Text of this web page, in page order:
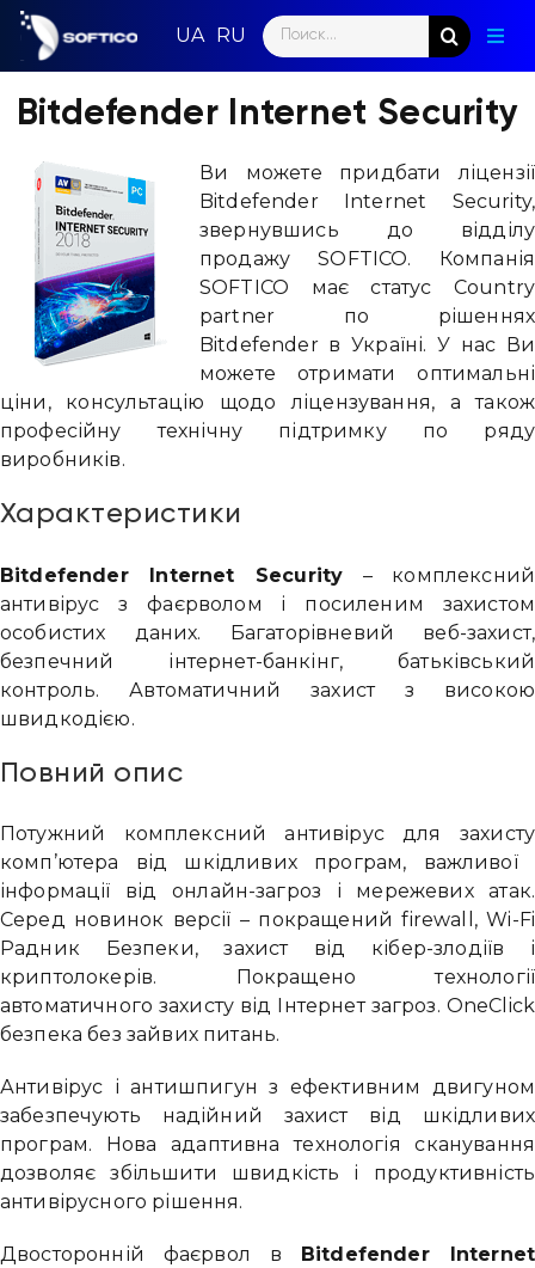
Skip
content
Search
for:
Bitdefender Internet Security
Ви можете придбати ліцензії
Bitdefender Internet Security,
звернувшись до відділу
продажу SOFTICO. Компанія
SOFTICO має статус Country
partner по рішеннях
Bitdefender в Україні. У нас Ви
можете отримати оптимальні
ціни, консультацію щодо ліцензування, а також
професійну технічну підтримку по ряду
виробників.
Характеристики
Bitdefender Internet Security – комплексний
антивірус з фаєрволом і посиленим захистом
особистих даних. Багаторівневий веб-захист,
безпечний інтернет-банкінг, батьківський
контроль. Автоматичний захист з високою
швидкодією.
Повний опис
Потужний комплексний антивірус для захисту
комп’ютера від шкідливих програм, важливої ​​
інформації від онлайн-загроз і мережевих атак.
Серед новинок версії – покращений firewall, Wi-Fi
Радник Безпеки, захист від кібер-злодіїв і
криптолокерів. Покращено технології
автоматичного захисту від Інтернет загроз. OneClick
безпека без зайвих питань.
Антивірус і антишпигун з ефективним двигуном
забезпечують надійний захист від шкідливих
програм. Нова адаптивна технологія сканування
дозволяє збільшити швидкість і продуктивність
антивірусного рішення.
Двосторонній фаєрвол в Bitdefender Internet